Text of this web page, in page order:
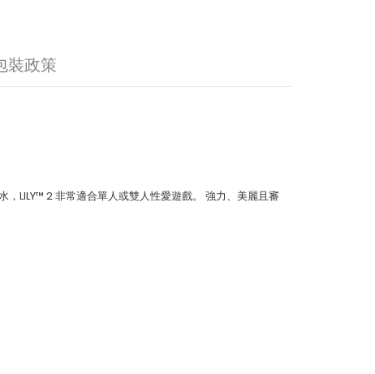
裝政策
LILY™ 2 非常適合單人或雙人性愛遊戲。 強力、美麗且審